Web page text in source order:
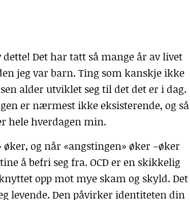
Det har tatt så mange år av livet
jeg var barn. Ting som kanskje ikke
alder utviklet seg til det det er i dag.
er nærmest ikke eksisterende, og så
hele hverdagen min.
og når «angstingen» øker –øker
å befri seg fra. OCD er en skikkelig
opp mot mye skam og skyld. Det
levende. Den påvirker identiteten din